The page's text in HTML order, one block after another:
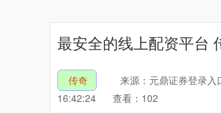
最安全的线上配资平台
传奇 来源：元鼎证券登录入
16:42:24
查看：102